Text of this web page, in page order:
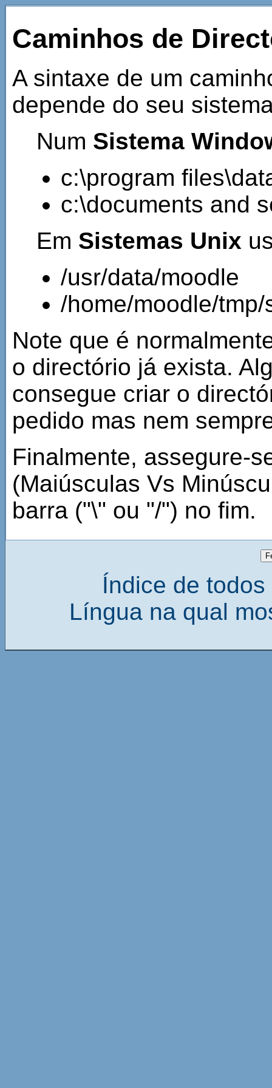
Caminhos de
A sintaxe de um
depende do seu
Num Sistema
c:\program
c:\documents and
Em Sistemas Unix
/usr/data/moodle
/home/moodle/tmp/
Note que é
o directório já exista.
consegue criar o
pedido mas nem
Finalmente, assegure-
(Maiúsculas Vs
barra ("\" ou "/") no fim.
Índice de
Língua na qual